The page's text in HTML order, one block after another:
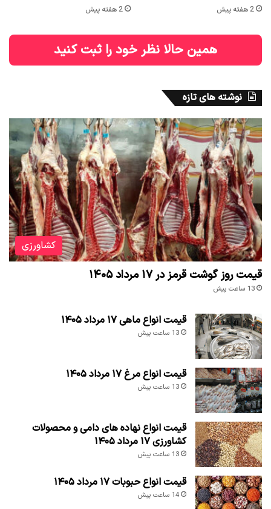
2 هفته پیش 2 هفته پیش
همین حالا نظر خود را ثبت کنید
نوشته های تازه
کشاورزی
قیمت روز گوشت قرمز در ۱۷ مرداد ۱۴۰۵
13 ساعت پیش
قیمت انواع ماهی ۱۷ مرداد ۱۴۰۵
13 ساعت پیش
قیمت انواع مرغ ۱۷ مرداد ۱۴۰۵
13 ساعت پیش
قیمت انواع نهاده های دامی و محصولات
کشاورزی ۱۷ مرداد ۱۴۰۵
13 ساعت پیش
قیمت انواع حبوبات ۱۷ مرداد ۱۴۰۵
14 ساعت پیش